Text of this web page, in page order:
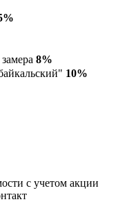
8%
10%
с учетом акции